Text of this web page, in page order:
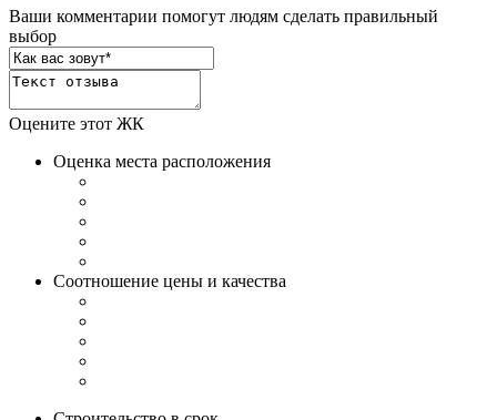
Ваши комментарии помогут людям сделать правильный
выбор
Оцените этот ЖК
Оценка места расположения
Соотношение цены и качества